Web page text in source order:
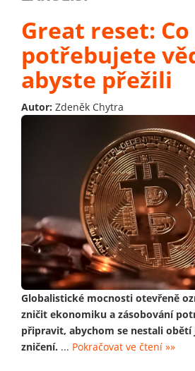
Great reset: Co
potřebujete
abyste přežili
Autor: Zdeněk Chytra
Globalistické mocnosti otevřeně
zničit ekonomiku a zásobování
připravit, abychom se nestali obětí
zničení. ... Pokračovat ve čtení »»